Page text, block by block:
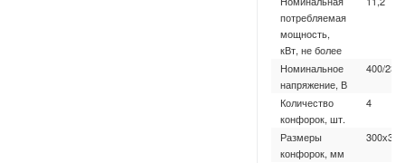
потребляемая
мощность,
кВт, не более
Номинальное
напряжение, В
400/230
Количество
конфорок, шт.
4
Размеры
конфорок, мм
300х300